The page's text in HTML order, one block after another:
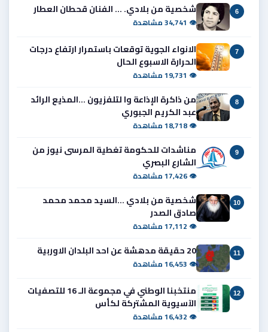
6 شخصية من بلادي. ... الفنان قحطان العطار
👁 34,741 مشاهدة
7
الانواء الجوية توقعات باستمرار ارتفاع درجات
الحرارة الاسبوع الحال
👁 19,731 مشاهدة
8
من ذاكرة الإذاعة وا لتلفزيون ...المذيع الرائد
عبد الكريم الجبوري
👁 18,718 مشاهدة
9
مناشدات للحكومة تغطية المرسى نيوز من
الشارع البصري
👁 17,426 مشاهدة
10
شخصية من بلادي ...السيد محمد محمد
صادق الصدر
👁 17,112 مشاهدة
11 20 حقيقة مدهشة عن احد البلدان الاوربية
👁 16,453 مشاهدة
12
منتخبنا الوطني في مجموعة الـ 16 للتصفيات
الآسيوية المشتركة لكأس
👁 16,432 مشاهدة